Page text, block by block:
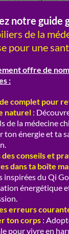
entre le
la diététique
est aussi un